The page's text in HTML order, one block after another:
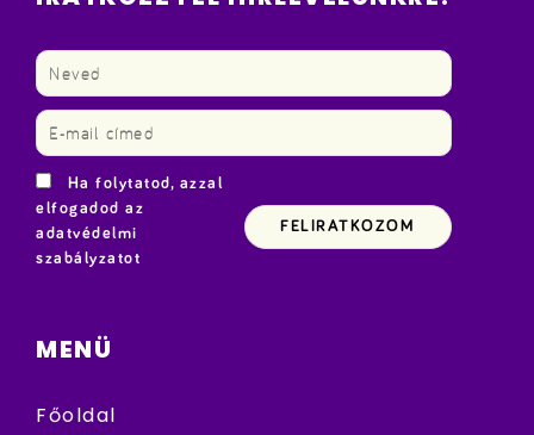
Ha folytatod, azzal
elfogadod az
adatvédelmi
szabályzatot
MENÜ
Főoldal